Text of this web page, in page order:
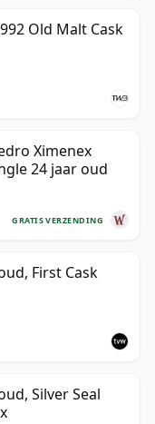
Old Malt Cask
Ximenex
24 jaar oud
GRATIS VERZENDING
First Cask
Silver Seal